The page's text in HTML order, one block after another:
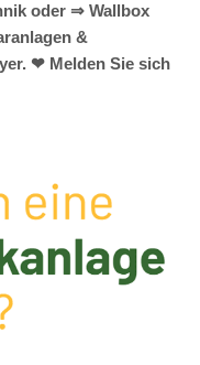
oder ⇒ Wallbox
&
❤ Melden Sie sich